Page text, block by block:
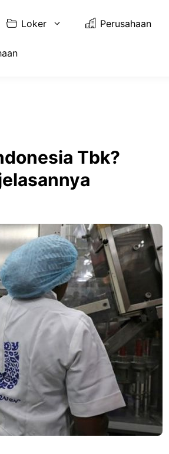
Loker Perusahaan
Tbk?